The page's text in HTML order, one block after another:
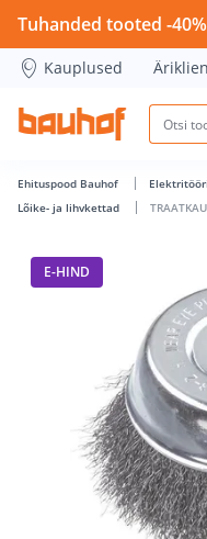
TRAATKAUSSHARI KWB
Tuhanded tooted -
Kauplused
Ehituspood Bauhof
Lõike- ja lihvkettad
E-HIND